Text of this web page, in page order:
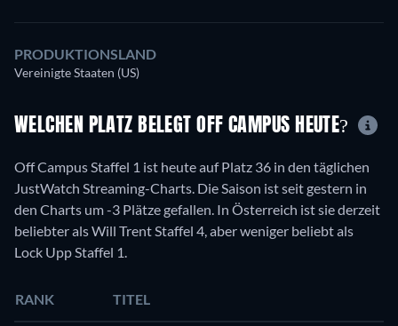
PRODUKTIONSLAND
Vereinigte Staaten (US)
WELCHEN PLATZ BELEGT OFF CAMPUS HEUTE?
Off Campus Staffel 1 ist heute auf Platz 36 in den täglichen
JustWatch Streaming-Charts. Die Saison ist seit gestern in
den Charts um -3 Plätze gefallen. In Österreich ist sie derzeit
beliebter als Will Trent Staffel 4, aber weniger beliebt als
Lock Upp Staffel 1.
RANK TITEL